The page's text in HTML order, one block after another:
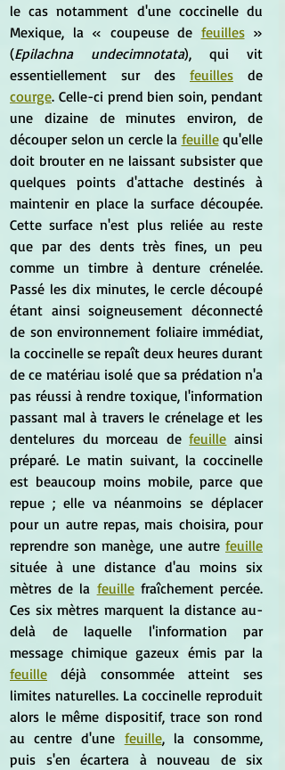
le cas notamment d'une coccinelle du
Mexique, la « coupeuse de feuilles »
(Epilachna undecimnotata), qui vit
essentiellement sur des feuilles
courge. Celle-ci prend bien soin, pendant
une dizaine de minutes environ, de
découper selon un cercle la feuille qu'elle
doit brouter en ne laissant subsister que
quelques points d'attache destinés à
maintenir en place la surface découpée.
Cette surface n'est plus reliée au reste
que par des dents très fines, un peu
comme un timbre à denture crénelée.
Passé les dix minutes, le cercle découpé
étant ainsi soigneusement déconnecté
de son environnement foliaire immédiat,
la coccinelle se repaît deux heures durant
de ce matériau isolé que sa prédation n'a
pas réussi à rendre toxique, l'information
passant mal à travers le crénelage et les
dentelures du morceau de feuille ainsi
préparé. Le matin suivant, la coccinelle
est beaucoup moins mobile, parce que
repue ; elle va néanmoins se déplacer
pour un autre repas, mais choisira, pour
reprendre son manège, une autre feuille
située à une distance d'au moins six
mètres de la feuille fraîchement percée.
Ces six mètres marquent la distance au-
delà de laquelle l'information par
feuille déjà consommée atteint ses
limites naturelles. La coccinelle reproduit
alors le même dispositif, trace son rond
au centre d'une feuille, la consomme,
puis s'en écartera à nouveau de six